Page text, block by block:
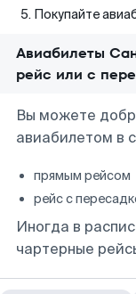
Покупайте
Авиабилеты
рейс или с
Вы можете
авиабилетом в
прямым рейсом
рейс с
Иногда в
чартерные